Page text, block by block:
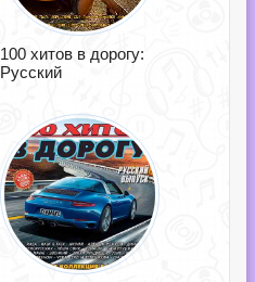
100 хитов в дорогу:
Русский